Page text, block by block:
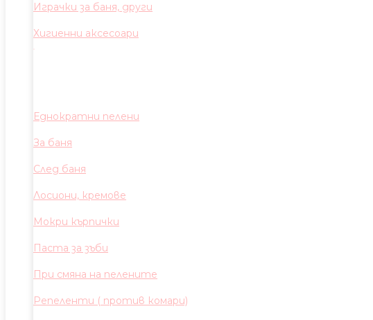
Играчки за баня, други
Хигиенни аксесоари
Еднократни пелени
За баня
След баня
Лосиони, кремове
Мокри кърпички
Паста за зъби
При смяна на пелените
Репеленти ( против комари)